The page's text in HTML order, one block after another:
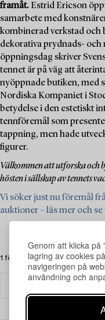
Genom att klicka på
lagring av cookies
navigeringen på
användning och
framåt. Estrid Ericson
samarbete med
kombinerad verkstad och
dekorativa prydnads- och
öppningsdag skriver
tennet är på väg att
nyöppnade butiken, med
Nordiska Kompaniet i
betydelse i den estetiskt
tennföremål som
tappning, men hade
figurer.
Välkommen att utforska och
hösten i sällskap av tennets
Vi söker just nu föremål
auktioner – läs mer och se
1 föremål